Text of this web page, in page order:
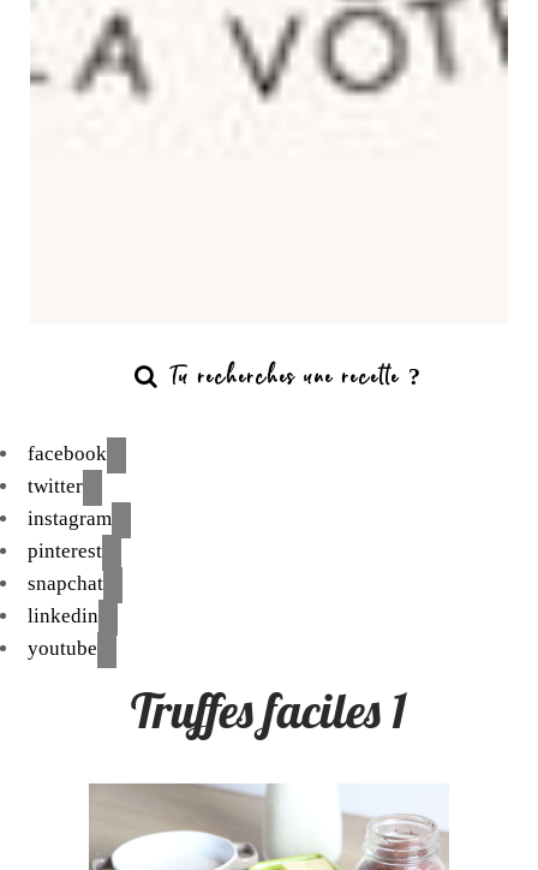
facebook
twitter
instagram
pinterest
snapchat
linkedin
youtube
Truffes faciles 1